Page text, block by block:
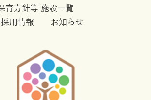
育方針等 施設一覧
採用情報
お知らせ